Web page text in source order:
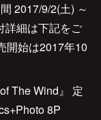
2017/9/2(土) ～
細は下記をご
開始は2017年10
The Wind』 定
8P